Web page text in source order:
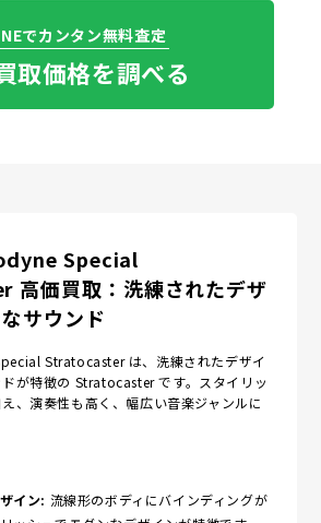
でカンタン無料査定
取価格を調べる
Special
価買取：洗練されたデザ
サウンド
Stratocaster は、洗練されたデザイ
が特徴の Stratocaster です。スタイリッ
、演奏性も高く、幅広い音楽ジャンルに
イン: 流線形のボディにバインディングが